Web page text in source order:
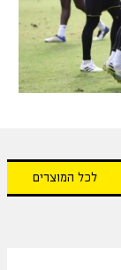
לכל המוצרים